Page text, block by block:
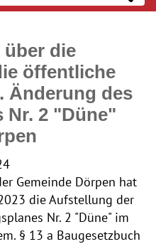
die
öffentliche
Änderung des
Nr. 2 "Düne"
Gemeinde Dörpen hat
die Aufstellung der
Nr. 2 "Düne" im
§ 13 a Baugesetzbuch